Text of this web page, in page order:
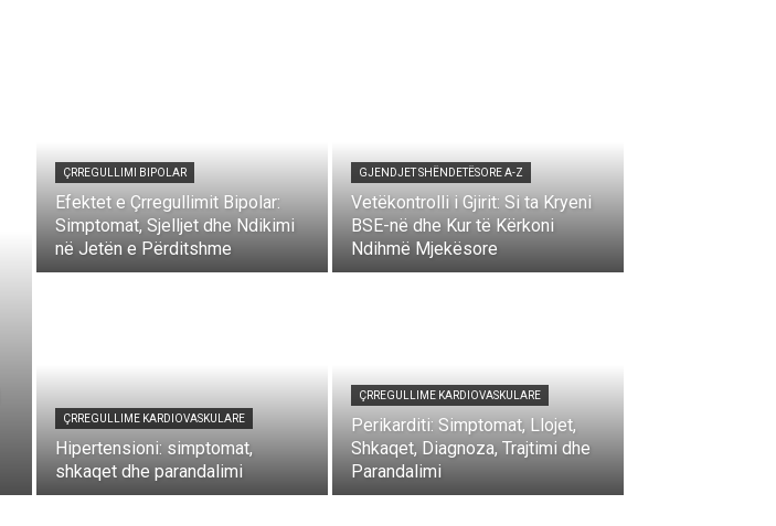
ÇRREGULLIMI BIPOLAR
Efektet e Çrregullimit Bipolar:
Simptomat, Sjelljet dhe Ndikimi
në Jetën e Përditshme
GJENDJET SHËNDETËSORE A-Z
Vetëkontrolli i Gjirit: Si ta Kryeni
BSE-në dhe Kur të Kërkoni
Ndihmë Mjekësore
ÇRREGULLIME KARDIOVASKULARE
Hipertensioni: simptomat,
shkaqet dhe parandalimi
ÇRREGULLIME KARDIOVASKULARE
Perikarditi: Simptomat, Llojet,
Shkaqet, Diagnoza, Trajtimi dhe
Parandalimi